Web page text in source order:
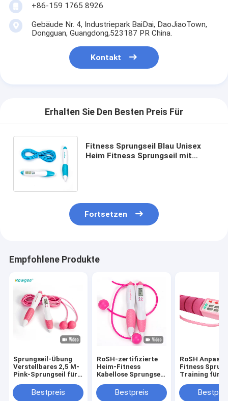
+86-159 1765 8926
Gebäude Nr. 4, Industriepark BaiDai, DaoJiaoTown,
Dongguan, Guangdong,523187 PR China.
Kontakt
Erhalten Sie Den Besten Preis Für
Fitness Sprungseil Blau Unisex
Heim Fitness Sprungseil mit
Fortsetzen
Empfohlene Produkte
Sprungseil-Übung
Verstellbares 2,5 M-
Pink-Sprungseil für
Intensität Aerobic-
Übung JP-100
Bestpreis
RoSH-zertifizierte
Heim-Fitness
Kabellose Sprungseil
Frau Teenager
Bestpreis
RoSH
Fitness
Training für
Farbe